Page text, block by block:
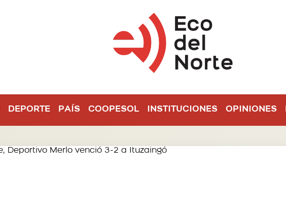
DEPORTE PAÍS COOPESOL INSTITUCIONES OPINIONES